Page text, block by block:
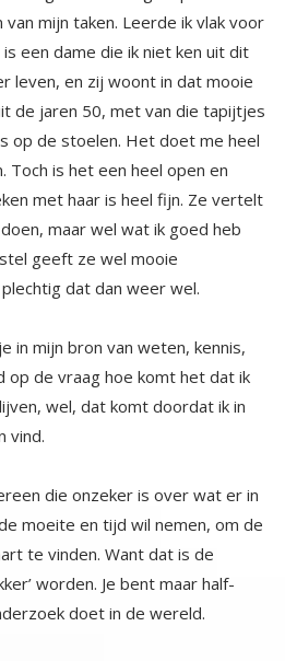
dat dan weer wel.
in mijn bron van weten, kennis,
op de vraag hoe komt het dat ik
wel, dat komt doordat ik in
vind.
die onzeker is over wat er in
moeite en tijd wil nemen, om de
hart te vinden. Want dat is de
worden. Je bent maar half-
doet in de wereld.